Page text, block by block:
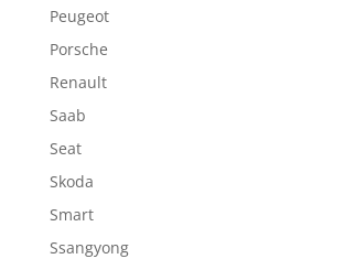
Peugeot
Porsche
Renault
Saab
Seat
Skoda
Smart
Ssangyong